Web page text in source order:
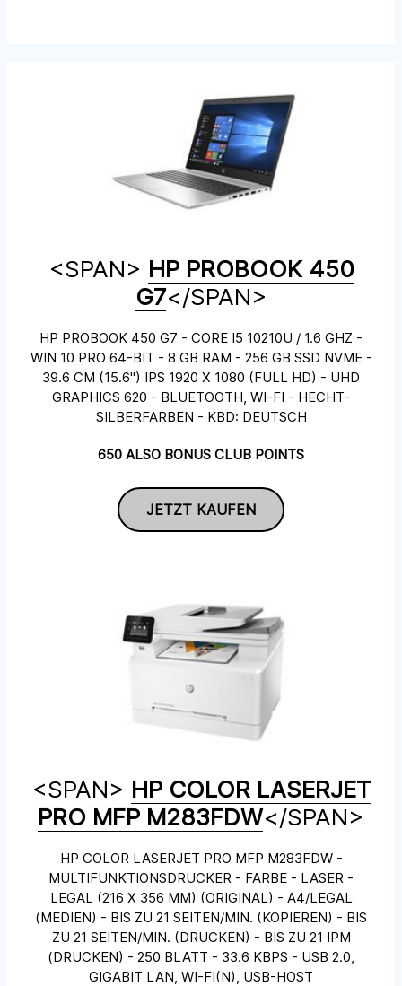
<SPAN> HP PROBOOK 450
G7</SPAN>
HP PROBOOK 450 G7 - CORE I5 10210U / 1.6 GHZ -
WIN 10 PRO 64-BIT - 8 GB RAM - 256 GB SSD NVME -
39.6 CM (15.6") IPS 1920 X 1080 (FULL HD) - UHD
GRAPHICS 620 - BLUETOOTH, WI-FI - HECHT-
SILBERFARBEN - KBD: DEUTSCH
650 ALSO BONUS CLUB POINTS
JETZT KAUFEN
<SPAN> HP COLOR LASERJET
PRO MFP M283FDW</SPAN>
HP COLOR LASERJET PRO MFP M283FDW -
MULTIFUNKTIONSDRUCKER - FARBE - LASER -
LEGAL (216 X 356 MM) (ORIGINAL) - A4/LEGAL
(MEDIEN) - BIS ZU 21 SEITEN/MIN. (KOPIEREN) - BIS
ZU 21 SEITEN/MIN. (DRUCKEN) - BIS ZU 21 IPM
(DRUCKEN) - 250 BLATT - 33.6 KBPS - USB 2.0,
GIGABIT LAN, WI-FI(N), USB-HOST